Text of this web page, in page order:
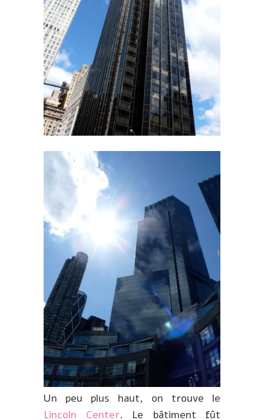
Un peu plus haut, on trouve le
Lincoln Center. Le bâtiment fût